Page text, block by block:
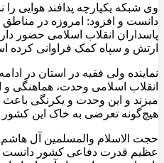
وی شبکه یکپارچه پدافند هوایی
دانست و افزود: امروزه در مناطق
پاسداران انقلاب اسلامی حضور
ارتش و سپاه کمک فراوانی کرده
نماینده ولی فقیه در استان در
انقلاب اسلامی وحدت، هماهنگی و
میزند و این وحدت و یکرنگی
هیچ‌گونه تعرضی به خاک این کشور
حجت الاسلام والمسلمین آل هاشم
عظیم قدرت دفاعی کشور دانست و